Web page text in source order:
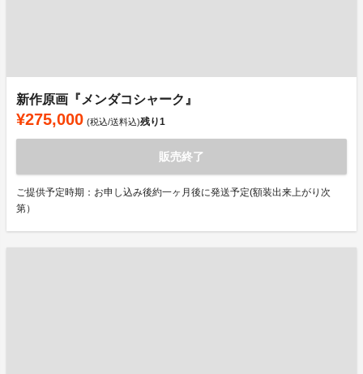
新作原画『メンダコシャーク』
¥275,000 (税込/送料込)残り1
販売終了
ご提供予定時期：お申し込み後約一ヶ月後に発送予定(額装出来上がり次
第）